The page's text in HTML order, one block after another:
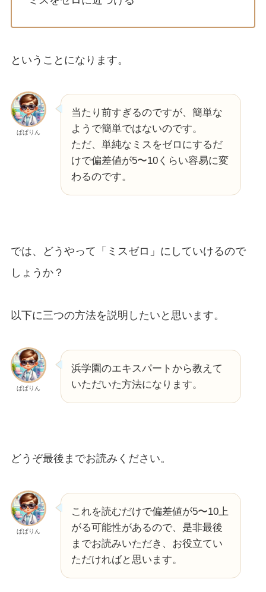
ということになります。
ぱぱりん
当たり前すぎるのですが、簡単な
ようで簡単ではないのです。
ただ、単純なミスをゼロにするだ
けで偏差値が5〜10くらい容易に変
わるのです。
では、どうやって「ミスゼロ」にしていけるので
しょうか？
以下に三つの方法を説明したいと思います。
ぱぱりん
浜学園のエキスパートから教えて
いただいた方法になります。
どうぞ最後までお読みください。
ぱぱりん
これを読むだけで偏差値が5〜10上
がる可能性があるので、是非最後
までお読みいただき、お役立てい
ただければと思います。